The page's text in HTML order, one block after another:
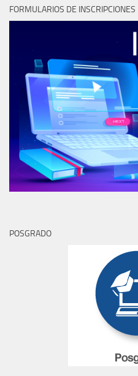
FORMULARIOS DE INSCRIPCIONES
POSGRADO